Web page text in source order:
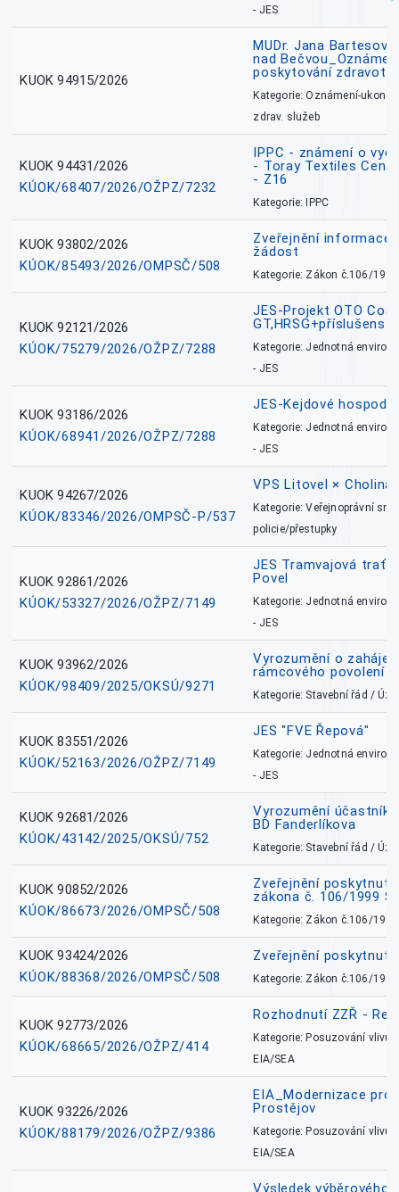
- JES
KUOK 94915/2026
MUDr. Jana
nad
poskytování
Kategorie: Oznámení-
zdrav. služeb
KUOK 94431/2026
KÚOK/68407/2026/OŽPZ/7232
IPPC - známení o
- Toray Textiles
- Z16
Kategorie: IPPC
KUOK 93802/2026
KÚOK/85493/2026/OMPSČ/508
Zveřejnění informace
žádost
Kategorie: Zákon č.106/1999
KUOK 92121/2026
KÚOK/75279/2026/OŽPZ/7288
JES-Projekt OTO
Kategorie: Jednotná
- JES
KUOK 93186/2026
KÚOK/68941/2026/OŽPZ/7288
JES-Kejdové
Kategorie: Jednotná
- JES
KUOK 94267/2026
KÚOK/83346/2026/OMPSČ-P/537
VPS Litovel ×
Kategorie: Veřejnoprávní
policie/přestupky
KUOK 92861/2026
KÚOK/53327/2026/OŽPZ/7149
JES Tramvajová trať
Povel
Kategorie: Jednotná
- JES
KUOK 93962/2026
KÚOK/98409/2025/OKSÚ/9271
Vyrozumění o
rámcového povolení
Kategorie: Stavební řád /
KUOK 83551/2026
KÚOK/52163/2026/OŽPZ/7149
JES "FVE Řepová"
Kategorie: Jednotná
- JES
KUOK 92681/2026
KÚOK/43142/2025/OKSÚ/752
Vyrozumění
BD Fanderlíkova
Kategorie: Stavební řád /
KUOK 90852/2026
KÚOK/86673/2026/OMPSČ/508
Zveřejnění
zákona č. 106/1999
Kategorie: Zákon č.106/1999
KUOK 93424/2026
KÚOK/88368/2026/OMPSČ/508
Zveřejnění
Kategorie: Zákon č.106/1999
KUOK 92773/2026
KÚOK/68665/2026/OŽPZ/414
Rozhodnutí ZZŘ -
Kategorie: Posuzování vlivů
EIA/SEA
KUOK 93226/2026
KÚOK/88179/2026/OŽPZ/9386
EIA_Modernizace
Prostějov
Kategorie: Posuzování vlivů
EIA/SEA
Výsledek výběrového